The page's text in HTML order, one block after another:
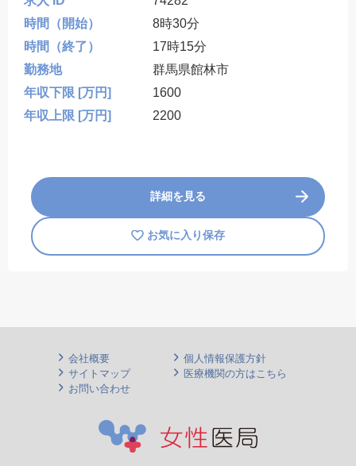
時間（開始）
8時30分
時間（終了）
17時15分
勤務地
群馬県館林市
年収下限 [万円]
1600
年収上限 [万円]
2200
詳細を見る
お気に入り保存
会社概要
個人情報保護方針
サイトマップ
医療機関の方はこちら
お問い合わせ